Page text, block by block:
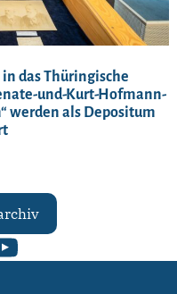
das Thüringische
und-Kurt-Hofmann-
werden als Depositum